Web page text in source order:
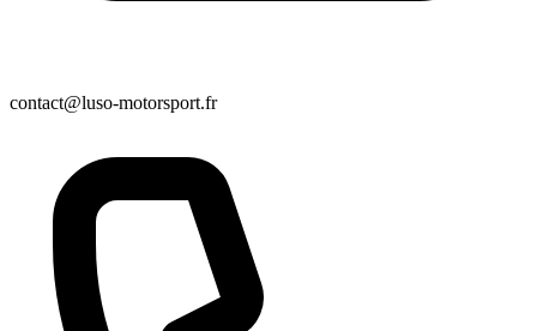
contact@luso-motorsport.fr